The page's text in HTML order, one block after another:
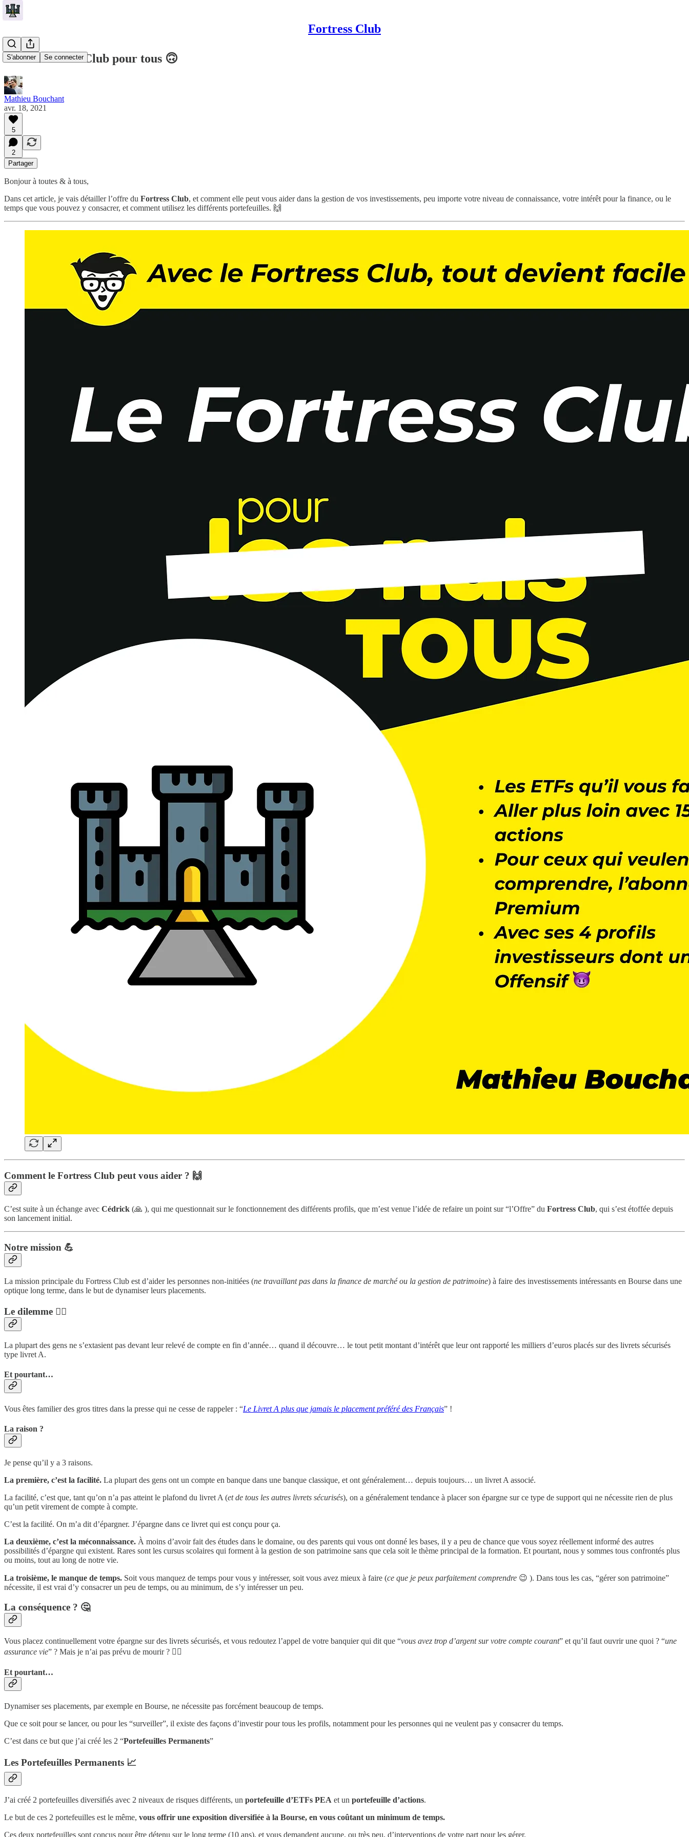
Fortress Club
S'abonner Se connecter
🏰 Le Fortress Club pour tous 🙃
Mathieu Bouchant
avr. 18, 2021
5
2
Partager
Bonjour à toutes & à tous,
Dans cet article, je vais détailler l’offre du Fortress Club, et comment elle peut vous aider dans la gestion de vos investissements, peu importe votre niveau de connaissance, votre intérêt pour la finance, ou le
temps que vous pouvez y consacrer, et comment utilisez les différents portefeuilles. 🙌
Comment le Fortress Club peut vous aider ? 🙌
C’est suite à un échange avec Cédrick (🙏 ), qui me questionnait sur le fonctionnement des différents profils, que m’est venue l’idée de refaire un point sur “l’Offre” du Fortress Club, qui s’est étoffée depuis
son lancement initial.
Notre mission 💪
La mission principale du Fortress Club est d’aider les personnes non-initiées (ne travaillant pas dans la finance de marché ou la gestion de patrimoine) à faire des investissements intéressants en Bourse dans une
optique long terme, dans le but de dynamiser leurs placements.
Le dilemme 🤷‍♀️
La plupart des gens ne s’extasient pas devant leur relevé de compte en fin d’année… quand il découvre… le tout petit montant d’intérêt que leur ont rapporté les milliers d’euros placés sur des livrets sécurisés
type livret A.
Et pourtant…
Vous êtes familier des gros titres dans la presse qui ne cesse de rappeler : “Le Livret A plus que jamais le placement préféré des Français” !
La raison ?
Je pense qu’il y a 3 raisons.
La première, c’est la facilité. La plupart des gens ont un compte en banque dans une banque classique, et ont généralement… depuis toujours… un livret A associé.
La facilité, c’est que, tant qu’on n’a pas atteint le plafond du livret A (et de tous les autres livrets sécurisés), on a généralement tendance à placer son épargne sur ce type de support qui ne nécessite rien de plus
qu’un petit virement de compte à compte.
C’est la facilité. On m’a dit d’épargner. J’épargne dans ce livret qui est conçu pour ça.
La deuxième, c’est la méconnaissance. À moins d’avoir fait des études dans le domaine, ou des parents qui vous ont donné les bases, il y a peu de chance que vous soyez réellement informé des autres
possibilités d’épargne qui existent. Rares sont les cursus scolaires qui forment à la gestion de son patrimoine sans que cela soit le thème principal de la formation. Et pourtant, nous y sommes tous confrontés plus
ou moins, tout au long de notre vie.
La troisième, le manque de temps. Soit vous manquez de temps pour vous y intéresser, soit vous avez mieux à faire (ce que je peux parfaitement comprendre 😉 ). Dans tous les cas, “gérer son patrimoine”
nécessite, il est vrai d’y consacrer un peu de temps, ou au minimum, de s’y intéresser un peu.
La conséquence ? 🤔
Vous placez continuellement votre épargne sur des livrets sécurisés, et vous redoutez l’appel de votre banquier qui dit que “vous avez trop d’argent sur votre compte courant” et qu’il faut ouvrir une quoi ? “une
assurance vie” ? Mais je n’ai pas prévu de mourir ? 💁‍♀️
Et pourtant…
Dynamiser ses placements, par exemple en Bourse, ne nécessite pas forcément beaucoup de temps.
Que ce soit pour se lancer, ou pour les “surveiller”, il existe des façons d’investir pour tous les profils, notamment pour les personnes qui ne veulent pas y consacrer du temps.
C’est dans ce but que j’ai créé les 2 “Portefeuilles Permanents”
Les Portefeuilles Permanents 📈
J’ai créé 2 portefeuilles diversifiés avec 2 niveaux de risques différents, un portefeuille d’ETFs PEA et un portefeuille d’actions.
Le but de ces 2 portefeuilles est le même, vous offrir une exposition diversifiée à la Bourse, en vous coûtant un minimum de temps.
Ces deux portefeuilles sont conçus pour être détenu sur le long terme (10 ans), et vous demandent aucune, ou très peu, d’interventions de votre part pour les gérer.